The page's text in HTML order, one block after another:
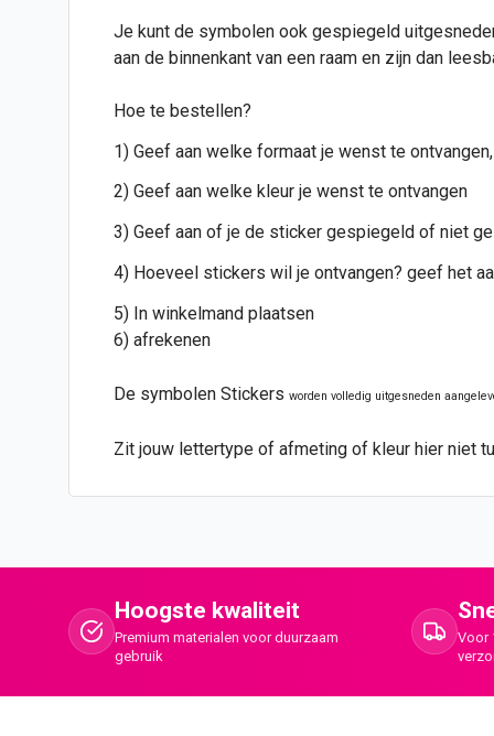
Je kunt de symbolen ook gespiegeld
aan de binnenkant van een raam en zijn dan
Hoe te bestellen?
1) Geef aan welke formaat je wenst te
2) Geef aan welke kleur je wenst te ontvangen
3) Geef aan of je de sticker gespiegeld of niet
4) Hoeveel stickers wil je ontvangen? geef het
5) In winkelmand plaatsen
6) afrekenen
De symbolen Stickers worden volledig uitgesneden
Zit jouw lettertype of afmeting of kleur hier niet
Hoogste kwaliteit
Premium materialen voor duurzaam
gebruik
Voor